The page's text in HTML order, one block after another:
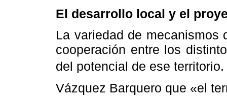
El desarrollo local y el
La variedad de mecanismos
cooperación entre los
del potencial de ese
Vázquez Barquero que «el